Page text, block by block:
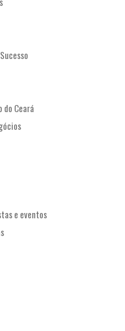
do Ceará
e eventos